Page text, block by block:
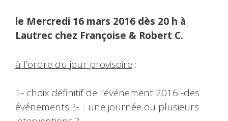
le Mercredi 16 mars 2016 dès 20 h à
Lautrec chez Françoise & Robert C.
à l’ordre du jour provisoire :
1- choix définitif de l’événement 2016 -des
événements ?- : une journée ou plusieurs